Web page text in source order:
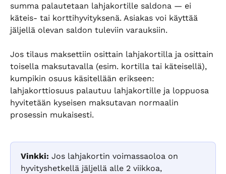
summa palautetaan lahjakortille saldona — ei
käteis- tai korttihyvityksenä. Asiakas voi käyttää
jäljellä olevan saldon tuleviin varauksiin.
Jos tilaus maksettiin osittain lahjakortilla ja osittain
toisella maksutavalla (esim. kortilla tai käteisellä),
kumpikin osuus käsitellään erikseen:
lahjakorttiosuus palautuu lahjakortille ja loppuosa
hyvitetään kyseisen maksutavan normaalin
prosessin mukaisesti.
Vinkki: Jos lahjakortin voimassaoloa on
hyvityshetkellä jäljellä alle 2 viikkoa,